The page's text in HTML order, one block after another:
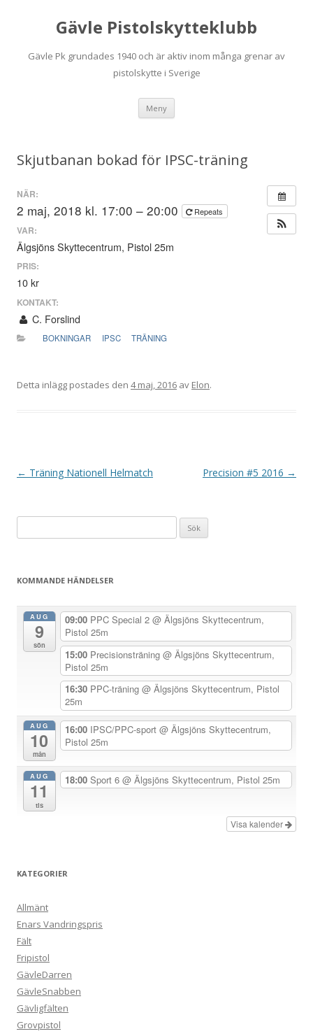
Gävle Pistolskytteklubb
Gävle Pk grundades 1940 och är aktiv inom många grenar av
pistolskytte i Sverige
Meny
Skjutbanan bokad för IPSC-träning
NÄR:
2 maj, 2018 kl. 17:00 – 20:00 Repeats
VAR:
Älgsjöns Skyttecentrum, Pistol 25m
PRIS:
10 kr
KONTAKT:
C. Forslind
BOKNINGAR IPSC TRÄNING
Detta inlägg postades den 4 maj, 2016 av Elon.
I
n
n
← Träning Nationell Helmatch Precision #5 2016 →
efter:
KOMMANDE HÄNDELSER
AUG
9
sön
09:00 PPC Special 2 @ Älgsjöns Skyttecentrum,
Pistol 25m
15:00 Precisionsträning @ Älgsjöns Skyttecentrum,
Pistol 25m
16:30 PPC-träning @ Älgsjöns Skyttecentrum, Pistol
25m
AUG
10
mån
16:00 IPSC/PPC-sport @ Älgsjöns Skyttecentrum,
Pistol 25m
AUG
11
tis
18:00 Sport 6 @ Älgsjöns Skyttecentrum, Pistol 25m
Visa kalender
KATEGORIER
Allmänt
Enars Vandringspris
Fält
Fripistol
GävleDarren
GävleSnabben
Gävligfälten
Grovpistol